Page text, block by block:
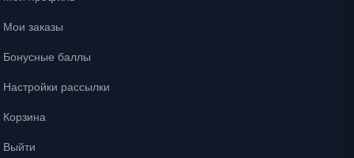
Мои заказы
Бонусные баллы
Настройки рассылки
Корзина
Выйти